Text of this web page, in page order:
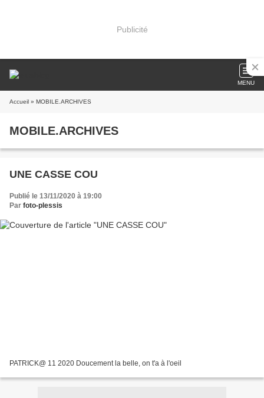
Publicité
MENU
Accueil » MOBILE.ARCHIVES
MOBILE.ARCHIVES
UNE CASSE COU
Publié le 13/11/2020 à 19:00
Par foto-plessis
PATRICK@ 11 2020 Doucement la belle, on t'a à l'oeil